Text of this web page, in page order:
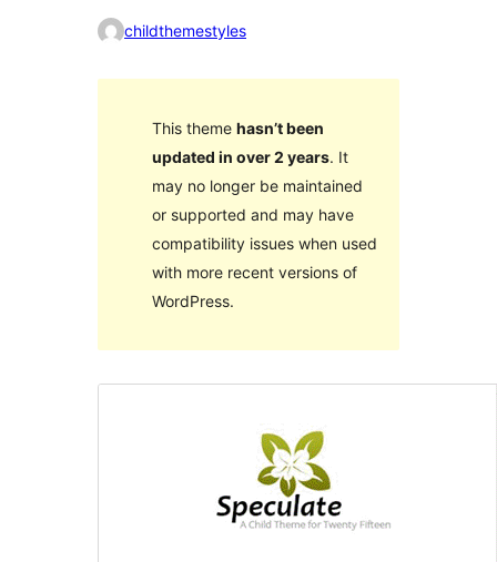
childthemestyles
This theme hasn’t been
updated in over 2 years. It
may no longer be maintained
or supported and may have
compatibility issues when used
with more recent versions of
WordPress.